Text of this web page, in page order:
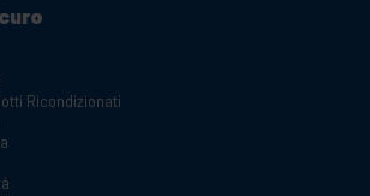
Ricondizionati